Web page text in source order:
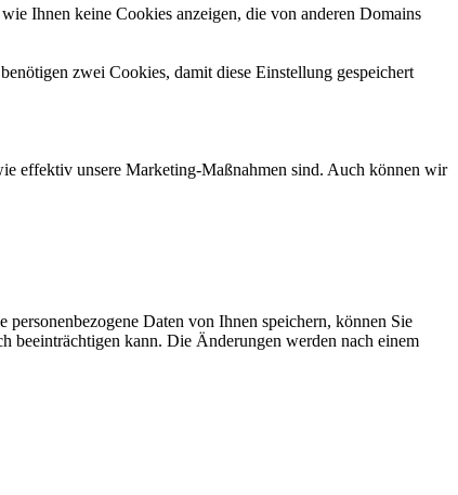
Ihnen keine Cookies anzeigen, die von anderen Domains
zwei Cookies, damit diese Einstellung gespeichert
effektiv unsere Marketing-Maßnahmen sind. Auch können wir
Daten von Ihnen speichern, können Sie
beeinträchtigen kann. Die Änderungen werden nach einem